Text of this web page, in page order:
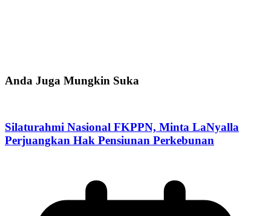
Anda Juga Mungkin Suka
Silaturahmi Nasional FKPPN, Minta LaNyalla
Perjuangkan Hak Pensiunan Perkebunan